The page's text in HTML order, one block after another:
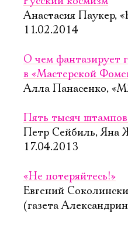
Анастасия Паукер,
11.02.2014
О чем фантазирует
в «Мастерской
Алла Панасенко,
Пять тысяч
Петр Сейбиль, Яна
17.04.2013
«Не потеряйтесь!»
Евгений
(газета